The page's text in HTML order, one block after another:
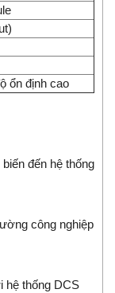
ổn định cao
đến hệ thống
công nghiệp
hệ thống DCS